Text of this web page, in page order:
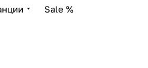
Sale %